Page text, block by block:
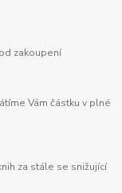
zakoupení
Vám částku v plné
za stále se snižující